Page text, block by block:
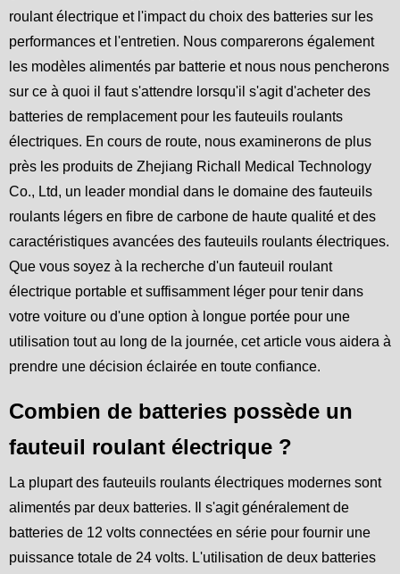
roulant électrique et l'impact du choix des batteries sur les
performances et l'entretien. Nous comparerons également
les modèles alimentés par batterie et nous nous pencherons
sur ce à quoi il faut s'attendre lorsqu'il s'agit d'acheter des
batteries de remplacement pour les fauteuils roulants
électriques. En cours de route, nous examinerons de plus
près les produits de Zhejiang Richall Medical Technology
Co., Ltd, un leader mondial dans le domaine des fauteuils
roulants légers en fibre de carbone de haute qualité et des
caractéristiques avancées des fauteuils roulants électriques.
Que vous soyez à la recherche d'un fauteuil roulant
électrique portable et suffisamment léger pour tenir dans
votre voiture ou d'une option à longue portée pour une
utilisation tout au long de la journée, cet article vous aidera à
prendre une décision éclairée en toute confiance.
Combien de batteries possède un
fauteuil roulant électrique ?
La plupart des fauteuils roulants électriques modernes sont
alimentés par deux batteries. Il s'agit généralement de
batteries de 12 volts connectées en série pour fournir une
puissance totale de 24 volts. L'utilisation de deux batteries